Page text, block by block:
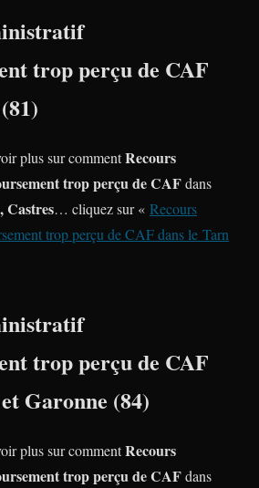
trop perçu de CAF
plus sur commentRecours
trop perçu de CAFdans
Castres… cliquez sur « Recours
trop perçu de CAF dans le Tarn
trop perçu de CAF
Garonne (84)
plus sur commentRecours
trop perçu de CAFdans